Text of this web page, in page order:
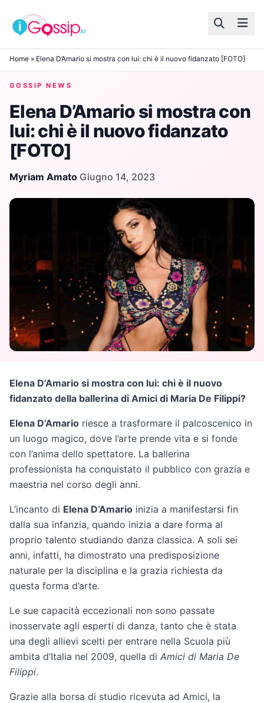
Skip to content
Home » Elena D’Amario si mostra con lui: chi è il nuovo fidanzato [FOTO]
GOSSIP NEWS
Elena D’Amario si mostra con
lui: chi è il nuovo fidanzato
[FOTO]
Myriam Amato·Giugno 14, 2023
Elena D’Amario si mostra con lui: chi è il nuovo
fidanzato della ballerina di Amici di Maria De Filippi?
Elena D’Amario riesce a trasformare il palcoscenico in
un luogo magico, dove l’arte prende vita e si fonde
con l’anima dello spettatore. La ballerina
professionista ha conquistato il pubblico con grazia e
maestria nel corso degli anni.
L’incanto di Elena D’Amario inizia a manifestarsi fin
dalla sua infanzia, quando inizia a dare forma al
proprio talento studiando danza classica. A soli sei
anni, infatti, ha dimostrato una predisposizione
naturale per la disciplina e la grazia richiesta da
questa forma d’arte.
Le sue capacità eccezionali non sono passate
inosservate agli esperti di danza, tanto che è stata
una degli allievi scelti per entrare nella Scuola più
ambita d’Italia nel 2009, quella di Amici di Maria De
Filippi.
Grazie alla borsa di studio ricevuta ad Amici, la